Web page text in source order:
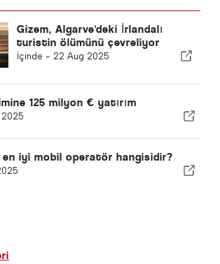
Gizem, Algarve'deki İrlandalı
turistin ölümünü çevreliyor
İçinde - 22 Aug 2025
125 milyon € yatırım
iyi mobil operatör hangisidir?